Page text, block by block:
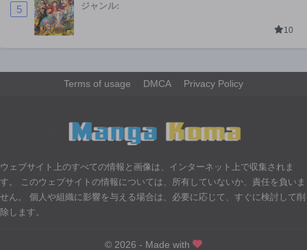
5 ジャンル:
10
Terms of usage DMCA Privacy Policy
ウェブサイト上のすべての情報と画像は、インターネット上で収集されま
す。 このウェブサイトの情報については、所有していないか、責任を負いま
せん。 個人や組織に影響を与える場合は、必要に応じて、すぐに検討して削
除します。
© 2026 - Made with